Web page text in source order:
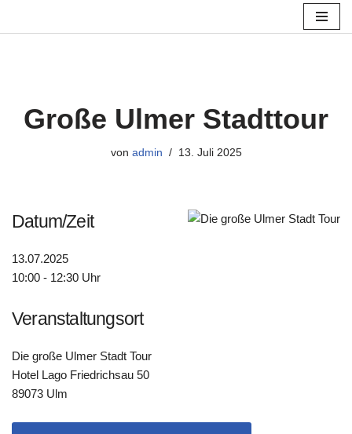
Große Ulmer Stadttour
von admin 13. Juli 2025
Datum/Zeit
13.07.2025
10:00 - 12:30 Uhr
Veranstaltungsort
Die große Ulmer Stadt Tour
Hotel Lago Friedrichsau 50
89073 Ulm